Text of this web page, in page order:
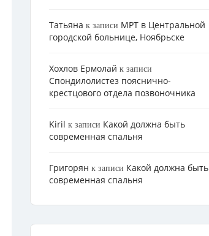
Татьяна к записи МРТ в Центральной
городской больнице, Ноябрьске
Хохлов Ермолай к записи
Cпондилолистез пояснично-
крестцового отдела позвоночника
Kiril к записи Какой должна быть
современная спальня
Григорян к записи Какой должна быть
современная спальня